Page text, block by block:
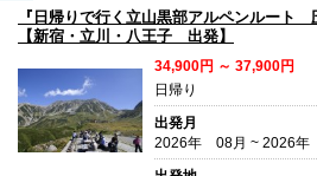
『日帰りで行く立山黒部アルペンルート
【新宿・立川・八王子 出発】
34,900円 ～ 37,900円
日帰り
出発月
2026年 08月 ~ 2026年